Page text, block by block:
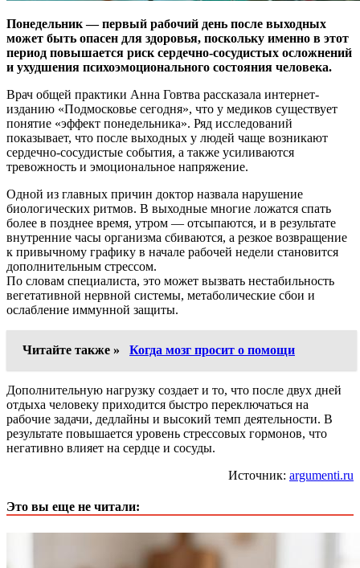
Понедельник — первый рабочий день после выходных
может быть опасен для здоровья, поскольку именно в этот
период повышается риск сердечно-сосудистых осложнений
и ухудшения психоэмоционального состояния человека.
Врач общей практики Анна Говтва рассказала интернет-
изданию «Подмосковье сегодня», что у медиков существует
понятие «эффект понедельника». Ряд исследований
показывает, что после выходных у людей чаще возникают
сердечно-сосудистые события, а также усиливаются
тревожность и эмоциональное напряжение.
Одной из главных причин доктор назвала нарушение
биологических ритмов. В выходные многие ложатся спать
более в позднее время, утром — отсыпаются, и в результате
внутренние часы организма сбиваются, а резкое возвращение
к привычному графику в начале рабочей недели становится
дополнительным стрессом.
По словам специалиста, это может вызвать нестабильность
вегетативной нервной системы, метаболические сбои и
ослабление иммунной защиты.
Читайте также » Когда мозг просит о помощи
Дополнительную нагрузку создает и то, что после двух дней
отдыха человеку приходится быстро переключаться на
рабочие задачи, дедлайны и высокий темп деятельности. В
результате повышается уровень стрессовых гормонов, что
негативно влияет на сердце и сосуды.
Источник: argumenti.ru
Это вы еще не читали: